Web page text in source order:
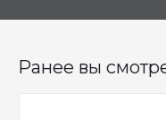
Ранее вы